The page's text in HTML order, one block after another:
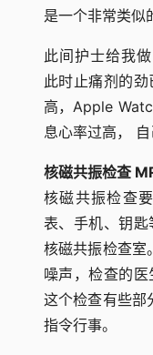
是一个非常类似
此间护士给我
此时止痛剂的
高，Apple
息心率过高， 自
核磁共振检查
核磁共振检查
表、手机、钥匙
核磁共振检查室
噪声，检查的
这个检查有些部
指令行事。